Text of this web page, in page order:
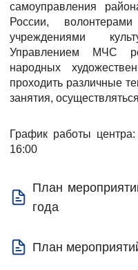
Воспроизвести
самоуправления
России,
учреждениями
Управлением МЧС
народных
проходить различные
занятия,
График работы
16:00
План
года
План